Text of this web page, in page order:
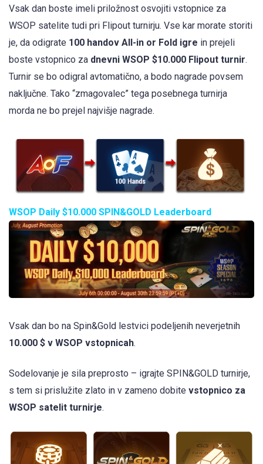
Vsak dan boste imeli priložnost osvojiti vstopnice za
WSOP satelite tudi pri Flipout turnirju. Vse kar morate storiti
je, da odigrate 100 handov All-in or Fold igre in prejeli
boste vstopnico za dnevni WSOP $10.000 Flipout turnir.
Turnir se bo odigral avtomatično, a bodo nagrade povsem
naključne. Tako “zmagovalec” tega posebnega turnirja
morda ne bo prejel najvišje nagrade.
WSOP Daily $10.000 SPIN&GOLD Leaderboard
Vsak dan bo na Spin&Gold lestvici podeljenih neverjetnih
10.000 $ v WSOP vstopnicah.
Sodelovanje je sila preprosto – igrajte SPIN&GOLD turnirje,
s tem si prislužite zlato in v zameno dobite vstopnico za
WSOP satelit turnirje.